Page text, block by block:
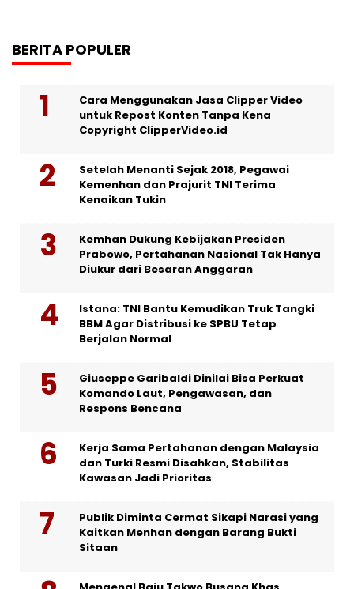
BERITA POPULER
Cara Menggunakan Jasa Clipper Video
untuk Repost Konten Tanpa Kena
Copyright ClipperVideo.id
Setelah Menanti Sejak 2018, Pegawai
Kemenhan dan Prajurit TNI Terima
Kenaikan Tukin
Kemhan Dukung Kebijakan Presiden
Prabowo, Pertahanan Nasional Tak Hanya
Diukur dari Besaran Anggaran
Istana: TNI Bantu Kemudikan Truk Tangki
BBM Agar Distribusi ke SPBU Tetap
Berjalan Normal
Giuseppe Garibaldi Dinilai Bisa Perkuat
Komando Laut, Pengawasan, dan
Respons Bencana
Kerja Sama Pertahanan dengan Malaysia
dan Turki Resmi Disahkan, Stabilitas
Kawasan Jadi Prioritas
Publik Diminta Cermat Sikapi Narasi yang
Kaitkan Menhan dengan Barang Bukti
Sitaan